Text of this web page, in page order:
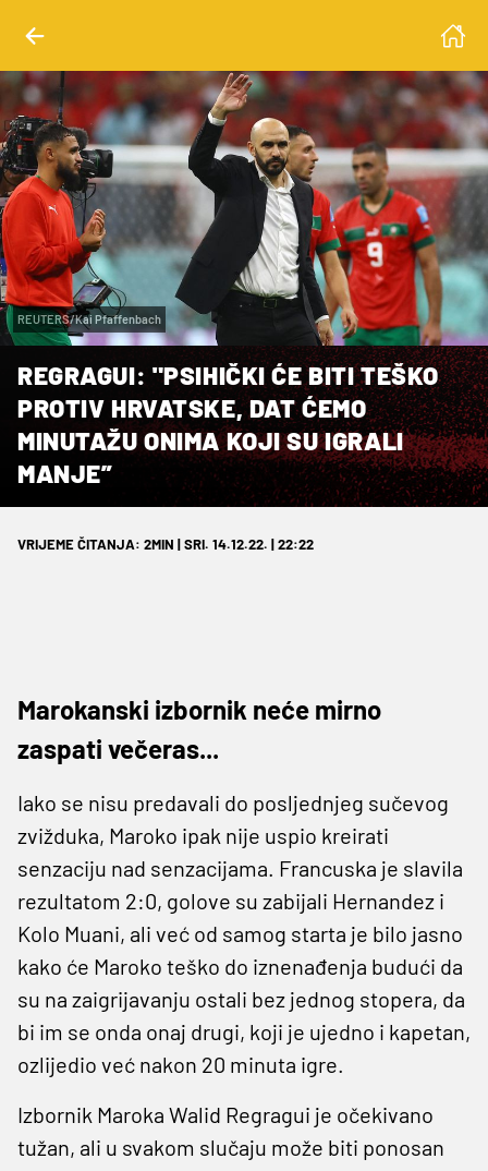
REUTERS/Kai Pfaffenbach
REGRAGUI: "PSIHIČKI ĆE BITI TEŠKO
PROTIV HRVATSKE, DAT ĆEMO
MINUTAŽU ONIMA KOJI SU IGRALI
MANJE”
VRIJEME ČITANJA: 2MIN | SRI. 14.12.22. | 22:22
Marokanski izbornik neće mirno
zaspati večeras...
Iako se nisu predavali do posljednjeg sučevog
zvižduka, Maroko ipak nije uspio kreirati
senzaciju nad senzacijama. Francuska je slavila
rezultatom 2:0, golove su zabijali Hernandez i
Kolo Muani, ali već od samog starta je bilo jasno
kako će Maroko teško do iznenađenja budući da
su na zaigrijavanju ostali bez jednog stopera, da
bi im se onda onaj drugi, koji je ujedno i kapetan,
ozlijedio već nakon 20 minuta igre.
Izbornik Maroka Walid Regragui je očekivano
tužan, ali u svakom slučaju može biti ponosan